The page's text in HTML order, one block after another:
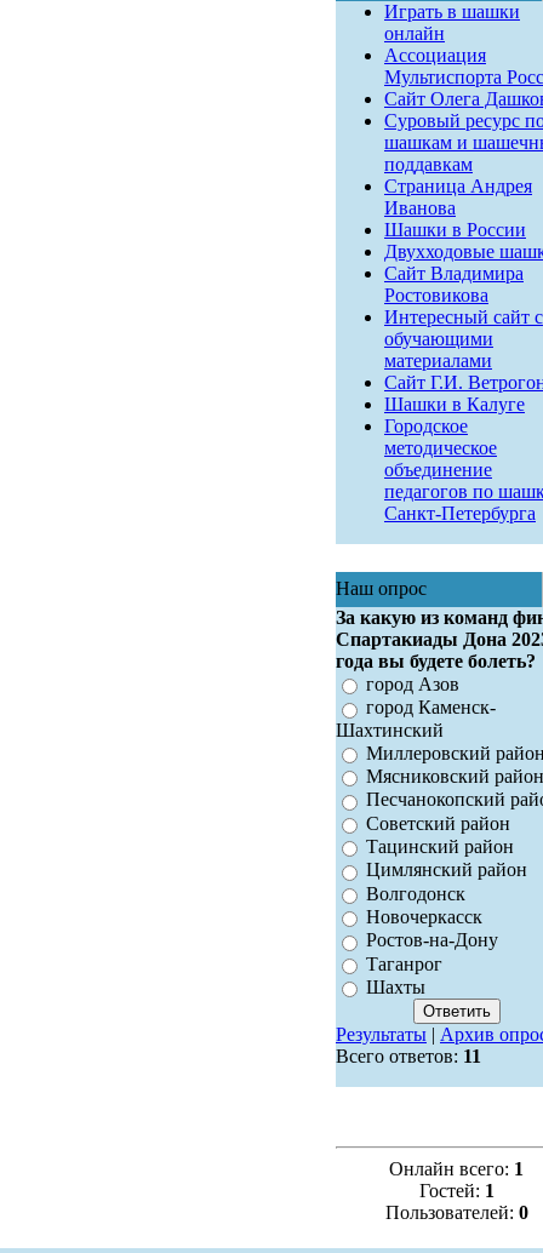
Играть в шашки
онлайн
Ассоциация
Мультиспорта
Сайт Олега
Суровый ресурс
шашкам и
поддавкам
Страница Андрея
Иванова
Шашки в России
Двухходовые
Сайт Владимира
Ростовикова
Интересный сайт с
обучающими
материалами
Сайт Г.И.
Шашки в Калуге
Городское
методическое
объединение
педагогов по
Санкт-Петербурга
Наш опрос
За какую из команд
Спартакиады Дона
года вы будете болеть?
город Азов
город Каменск-
Шахтинский
Миллеровский район
Мясниковский район
Песчанокопский
Советский район
Тацинский район
Цимлянский район
Волгодонск
Новочеркасск
Ростов-на-Дону
Таганрог
Шахты
Результаты| Архив
Всего ответов: 11
Онлайн всего: 1
Гостей: 1
Пользователей: 0